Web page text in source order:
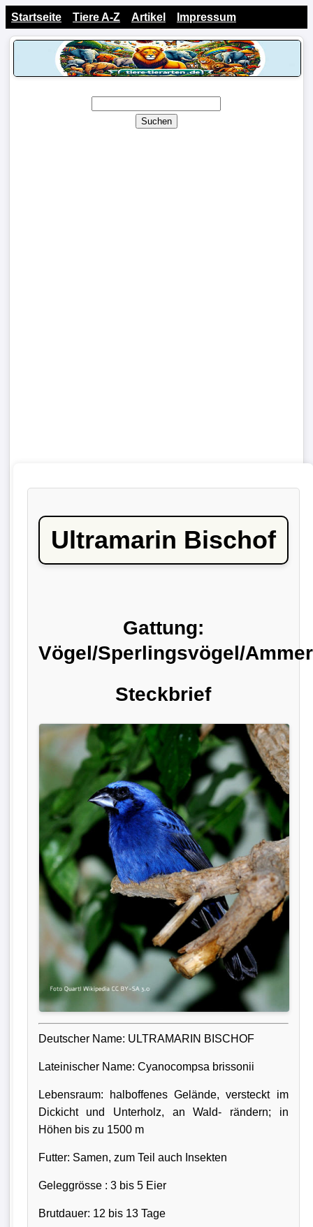
Startseite Tiere A-Z Artikel Impressum
Suchen
Ultramarin Bischof
Gattung:
Vögel/Sperlingsvögel/
Steckbrief
Deutscher Name: ULTRAMARIN BISCHOF
Lateinischer Name: Cyanocompsa brissonii
Lebensraum: halboffenes Gelände, versteckt im
Dickicht und Unterholz, an Wald- rändern; in
Höhen bis zu 1500 m
Futter: Samen, zum Teil auch Insekten
Geleggrösse : 3 bis 5 Eier
Brutdauer: 12 bis 13 Tage